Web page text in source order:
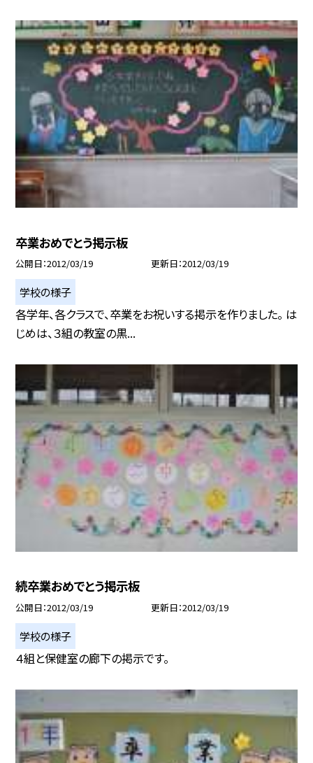
卒業おめでとう掲示板
公開日 2012/03/19 更新日 2012/03/19
学校の様子
各学年、各クラスで、卒業をお祝いする掲示を作りました。 は
じめは、３組の教室の黒...
続卒業おめでとう掲示板
公開日 2012/03/19 更新日 2012/03/19
学校の様子
４組と保健室の廊下の掲示です。